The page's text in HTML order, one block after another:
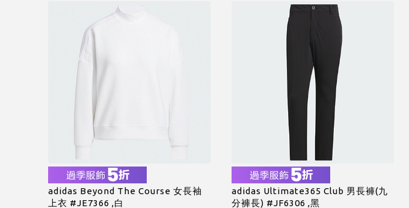
adidas Beyond The Course 女長袖
上衣 #JE7366 ,白
adidas Ultimate365 Club 男長褲(九
分褲長) #JF6306 ,黑